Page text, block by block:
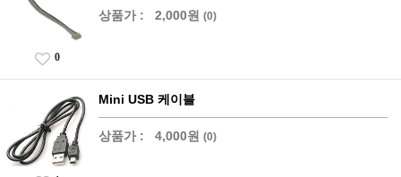
상품가 : 2,000원 (0)
0
Mini USB 케이블
상품가 : 4,000원 (0)